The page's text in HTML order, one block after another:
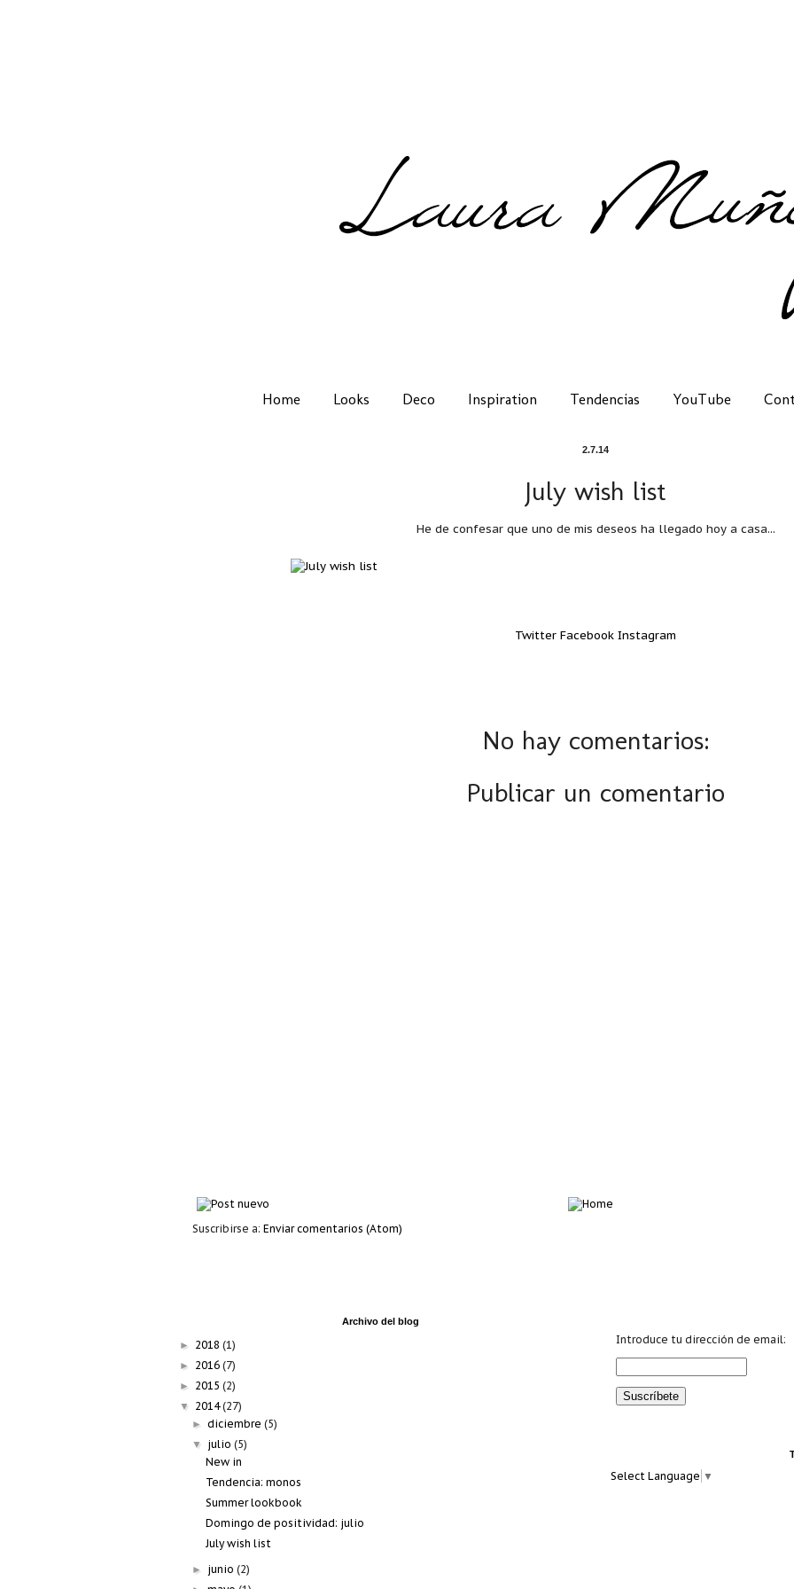
Home Looks Deco Inspiration Tendencias YouTube
2.7.14
July wish list
He de confesar que uno de mis deseos ha llegado hoy a casa...
Twitter Facebook Instagram
No hay comentarios:
Publicar un comentario
Suscribirse a: Enviar comentarios (Atom)
Archivo del blog
► 2018 (1)
► 2016 (7)
► 2015 (2)
▼ 2014(27)
►diciembre(5)
▼ julio(5)
New in
Tendencia: monos
Summer lookbook
Domingo de positividad: julio
July wish list
► junio(2)
Introduce tu dirección de email:
Select Language ▼